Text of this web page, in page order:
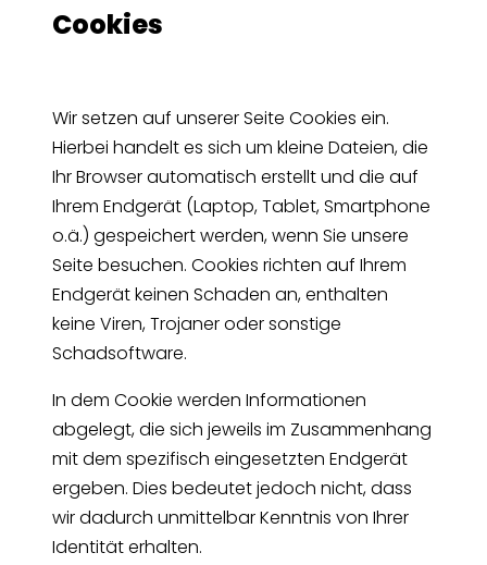
Cookies
Wir setzen auf unserer Seite Cookies ein.
Hierbei handelt es sich um kleine Dateien, die
Ihr Browser automatisch erstellt und die auf
Ihrem Endgerät (Laptop, Tablet, Smartphone
o.ä.) gespeichert werden, wenn Sie unsere
Seite besuchen. Cookies richten auf Ihrem
Endgerät keinen Schaden an, enthalten
keine Viren, Trojaner oder sonstige
Schadsoftware.
In dem Cookie werden Informationen
abgelegt, die sich jeweils im Zusammenhang
mit dem spezifisch eingesetzten Endgerät
ergeben. Dies bedeutet jedoch nicht, dass
wir dadurch unmittelbar Kenntnis von Ihrer
Identität erhalten.